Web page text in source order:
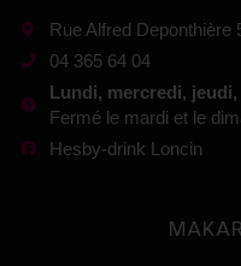
Rue Alfred Deponthière
04 365 64 04
Lundi, mercredi,
Fermé le mardi et le
Hesby-drink Loncin